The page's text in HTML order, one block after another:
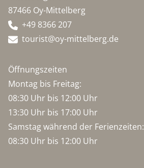
87466 Oy-Mittelberg
+49 8366 207
tourist@oy-mittelberg.de
Öffnungszeiten
Montag bis Freitag:
08:30 Uhr bis 12:00 Uhr
13:30 Uhr bis 17:00 Uhr
Samstag während der Ferienzeiten:
08:30 Uhr bis 12:00 Uhr